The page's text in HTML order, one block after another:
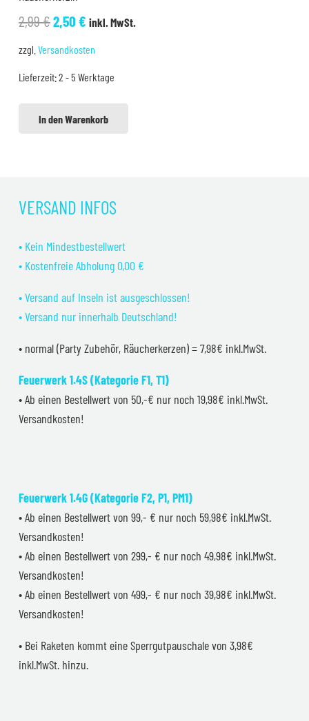
2,99€Ursprünglicher
2,99 €
2,50€Aktueller
2,50 €.
inkl. MwSt.
zzgl. Versandkosten
Lieferzeit:2 - 5 Werktage
In den Warenkorb
VERSAND INFOS
• Kein Mindestbestellwert
• Kostenfreie Abholung 0,00 €
• Versand auf Inseln ist ausgeschlossen!
• Versand nur innerhalb Deutschland!
• normal (Party Zubehör, Räucherkerzen) = 7,98€ inkl.MwSt.
Feuerwerk 1.4S (Kategorie F1, T1)
• Ab einen Bestellwert von 50,-€ nur noch 19,98€ inkl.MwSt.
Versandkosten!
Feuerwerk 1.4G (Kategorie F2, P1, PM1)
• Ab einen Bestellwert von 99,- € nur noch 59,98€ inkl.MwSt.
Versandkosten!
• Ab einen Bestellwert von 299,- € nur noch 49,98€ inkl.MwSt.
Versandkosten!
• Ab einen Bestellwert von 499,- € nur noch 39,98€ inkl.MwSt.
Versandkosten!
• Bei Raketen kommt eine Sperrgutpauschale von 3,98€
inkl.MwSt. hinzu.